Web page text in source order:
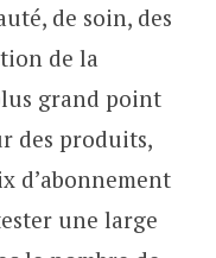
de soin, des
de la
grand point
des produits,
d’abonnement
une large